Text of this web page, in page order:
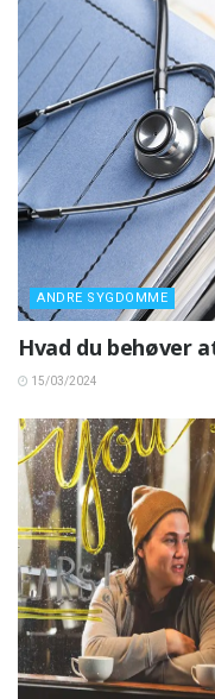
ANDRE SYGDOMME
Hvad du behøver
15/03/2024